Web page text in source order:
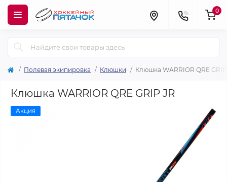
0
Полевая экипировка Клюшки Клюшка WARRIOR QRE
Клюшка WARRIOR QRE GRIP JR
Акция